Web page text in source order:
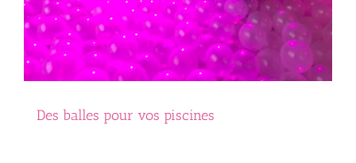
Des balles pour vos piscines